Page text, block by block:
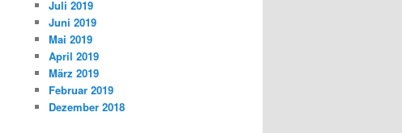
Juli 2019
Juni 2019
Mai 2019
April 2019
März 2019
Februar 2019
Dezember 2018